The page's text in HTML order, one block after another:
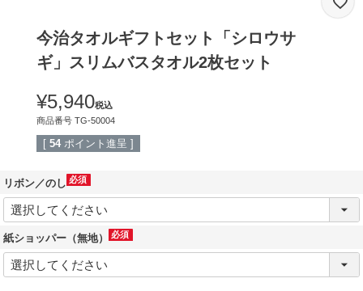
今治タオルギフトセット「シロウサ
ギ」スリムバスタオル2枚セット
¥5,940税込
商品番号 TG-50004
[ 54 ポイント進呈 ]
リボン／のし
須)
紙ショッパー（無地）